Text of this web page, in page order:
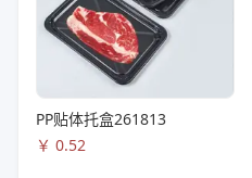
PP贴体托盒261813
￥ 0.52